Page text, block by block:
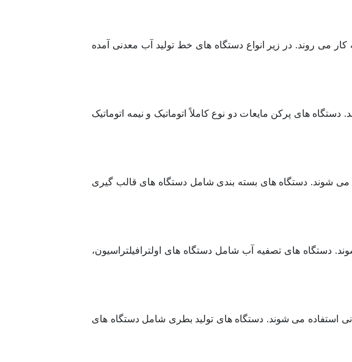
می روند. در زیر انواع دستگاه های خط تولید آب معدنی آمده
های پرکن مایعات دو نوع کاملاً اتوماتیک و نیمه اتوماتیک
می شوند. دستگاه های بسته بندی شامل دستگاه های قالب گیری
دستگاه های تصفیه آب شامل دستگاه های اولترافیلتراسیون،
استفاده می شوند. دستگاه های تولید بطری شامل دستگاه های